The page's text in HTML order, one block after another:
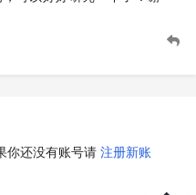
你还没有账号请 注册新账